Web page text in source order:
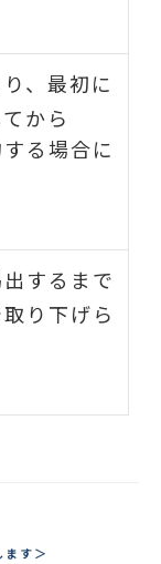
、最初に
から
る場合に
するまで
り下げら
す＞